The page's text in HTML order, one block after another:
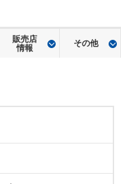
販売店
情報 その他